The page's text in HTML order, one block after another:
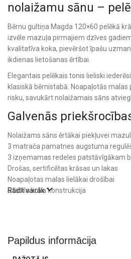
nolaižamu sānu –
Bērnu gultiņa Magda 120×60 pelēkā
izvēle mazuļa pirmajiem dzīves
kvalitatīva koka, pievēršot īpašu
ikdienas lietošanas ērtībai.
Elegantais pelēkais tonis lieliski
klasiskā bērnistabā. Noapaļotās
risku, savukārt nolaižamais sāns
Galvenās
Nolaižams sāns ērtākai piekļuvei
3 matrača pamatnes augstuma
3 izņemamas redeles patstāvīgākam
Drošas, sertificētas krāsas un lakas
Noapaļotas malas lielākai drošībai
Stabila koka konstrukcija
Pielāgojas bērna
Gultiņas pamatni iespējams novietot
Rādīt vairāk
Papildus informācija